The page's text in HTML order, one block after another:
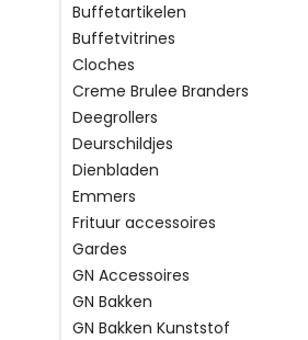
Buffetartikelen
Buffetvitrines
Cloches
Creme Brulee Branders
Deegrollers
Deurschildjes
Dienbladen
Emmers
Frituur accessoires
Gardes
GN Accessoires
GN Bakken
GN Bakken Kunststof